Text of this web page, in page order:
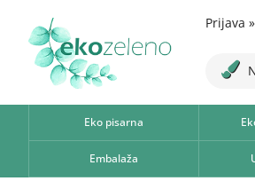
Prijava »
Eko pisarna
Embalaža